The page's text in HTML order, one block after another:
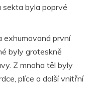
sekta byla poprvé
exhumovaná první
byly groteskně
Z mnoha těl byly
plíce a další vnitřní